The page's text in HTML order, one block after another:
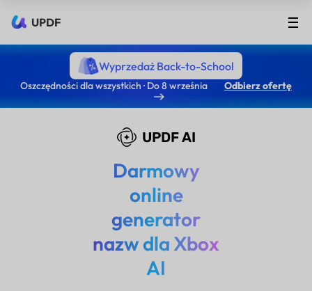
UPDF
Wyprzedaż Back-to-School
Oszczędności dla wszystkich · Do 8 września Odbierz ofertę
UPDF AI
Darmowy
online
generator
nazw dla Xbox
AI